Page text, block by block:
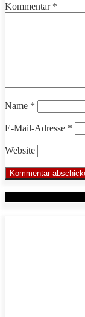
Kommentar *
Name *
E-Mail-Adresse *
Website